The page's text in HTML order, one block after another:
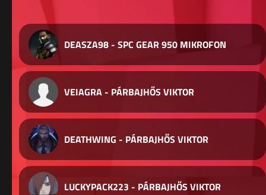
DEASZA98 - SPC GEAR 950 MIKROFON
VEIAGRA - PÁRBAJHŐS VIKTOR
DEATHWING - PÁRBAJHŐS VIKTOR
LUCKYPACK223 - PÁRBAJHŐS VIKTOR